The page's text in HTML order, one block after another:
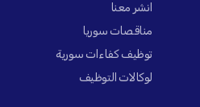
انشر معنا
مناقصات سوريا
توظيف كفاءات سورية
لوكالات التوظيف